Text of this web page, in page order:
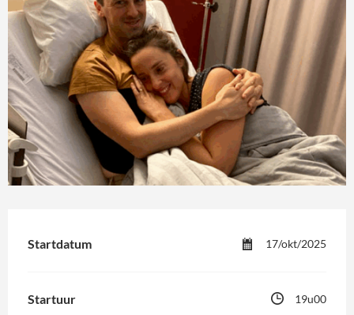
Startdatum 17/okt/2025
Startuur 19u00